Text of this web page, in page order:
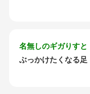
名無しのギガりすと
ぶっかけたくなる足